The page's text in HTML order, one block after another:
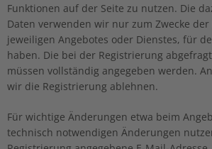
Funktionen auf der Seite zu nutzen. Die
Daten verwenden wir nur zum Zwecke
jeweiligen Angebotes oder Dienstes, für
haben. Die bei der Registrierung
müssen vollständig angegeben werden.
wir die Registrierung ablehnen.
Für wichtige Änderungen etwa beim
technisch notwendigen Änderungen